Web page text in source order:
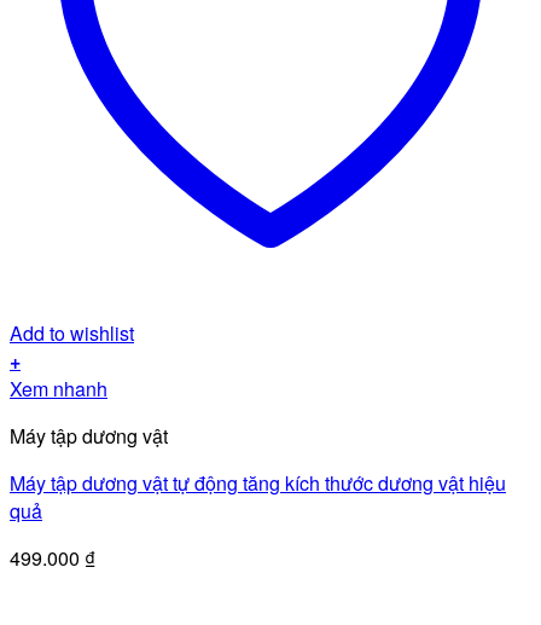
Add to wishlist
+
Xem nhanh
Máy tập dương vật
Máy tập dương vật tự động tăng kích thước dương vật hiệu
quả
499.000 ₫